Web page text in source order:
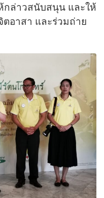
กล่าวสนับสนุน และให้
ตอาสา และร่วมถ่าย